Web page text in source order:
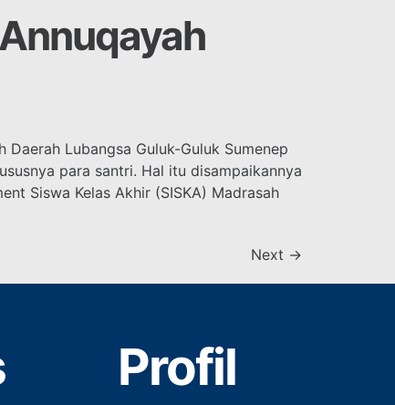
Daerah Lubangsa Guluk-Guluk Sumenep
para santri. Hal itu disampaikannya
Siswa Kelas Akhir (SISKA) Madrasah
Next →
Profil